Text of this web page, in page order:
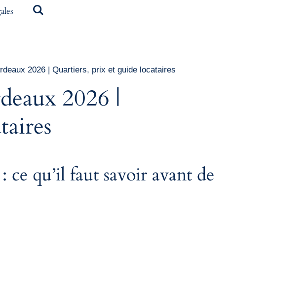
2026 | Quartiers, prix et guide locataires
2026 |
ce qu’il faut savoir avant de